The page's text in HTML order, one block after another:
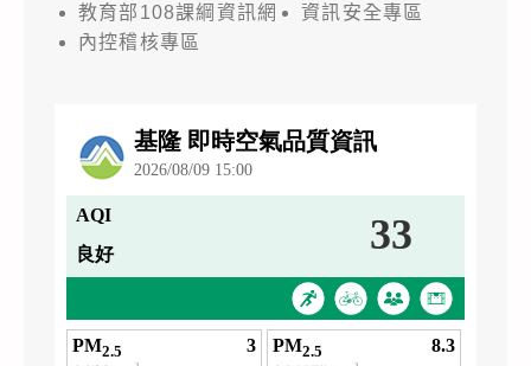
教育部108課綱資訊網
資訊安全專區
內控稽核專區